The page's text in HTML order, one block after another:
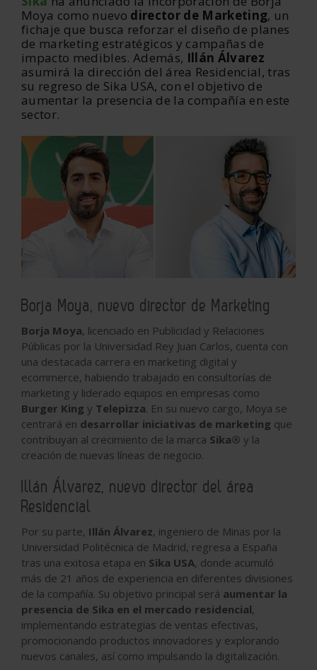
Moya como nuevo director de Marketing, un
fichaje que busca reforzar el diseño de planes
de marketing estratégicos y campañas de
impacto medibles. Además, Illán Álvarez
asumirá la dirección del área Residencial, tras
su regreso de Sika USA, con el objetivo de
aumentar la presencia de la compañía en este
sector.
Borja Moya, nuevo director de Marketing
Borja Moya, licenciado en Publicidad y Relaciones
Públicas por la Universidad Rey Juan Carlos, cuenta con
una destacada carrera en marketing digital y
ecommerce, habiendo trabajado en consultorías de
marketing y liderado equipos en empresas como
Burger King y Telepizza. En su nuevo cargo, Moya se
centrará en desarrollar iniciativas de marketing que
contribuyan al crecimiento de la marca Sika® y la
creación de nuevas líneas de negocio.
Illán Álvarez, nuevo director del área
Residencial
Por su parte, Illán Álvarez, ingeniero de Minas por la
Universidad Politécnica de Madrid, regresa a España
tras una exitosa etapa en Sika USA, donde acumuló
más de 21 años de experiencia en diferentes divisiones
de la compañía. Su objetivo principal será aumentar la
presencia de Sika en el mercado residencial,
implementando estrategias de ventas efectivas,
promocionando productos innovadores y explorando
nuevos canales, así como impulsando la digitalización.